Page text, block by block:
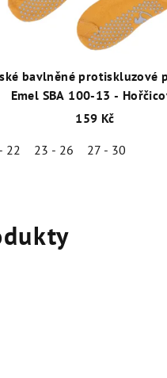
bavlněné protiskluzové
Emel SBA 100-13 -
159 Kč
22
23 - 26 27 - 30